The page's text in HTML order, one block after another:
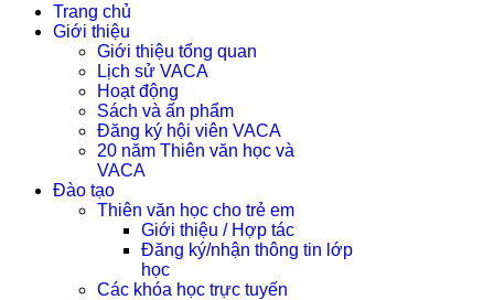
Trang chủ
Giới thiệu
Giới thiệu tổng quan
Lịch sử VACA
Hoạt động
Sách và ấn phẩm
Đăng ký hội viên VACA
20 năm Thiên văn học và
VACA
Đào tạo
Thiên văn học cho trẻ em
Giới thiệu / Hợp tác
Đăng ký/nhận thông tin lớp
học
Các khóa học trực tuyến